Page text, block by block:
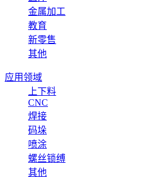
金属加工
教育
新零售
其他
应用领域
上下料
CNC
焊接
码垛
喷涂
螺丝锁缚
其他